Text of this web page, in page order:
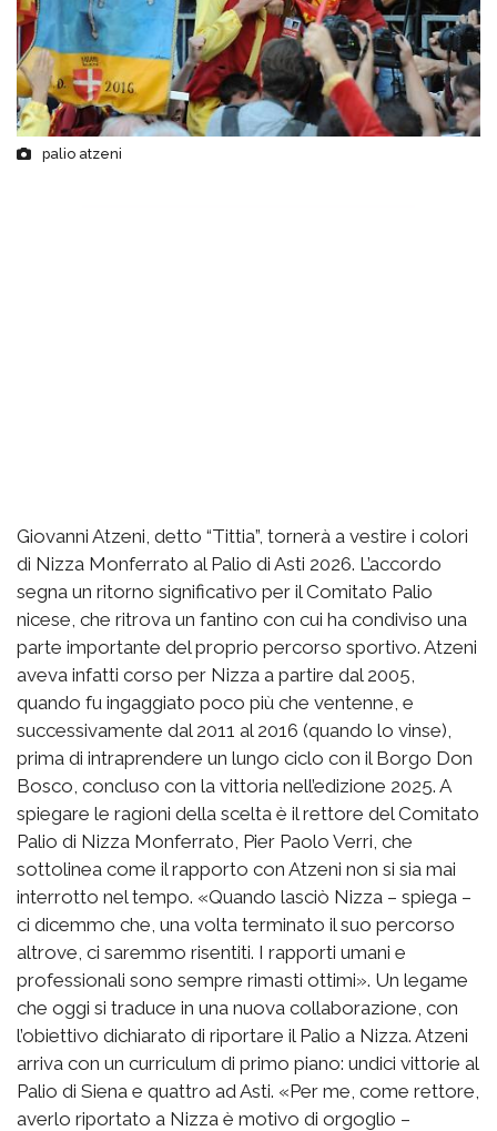
palio atzeni
Giovanni Atzeni, detto “Tittia”, tornerà a vestire i colori
di Nizza Monferrato al Palio di Asti 2026. L’accordo
segna un ritorno significativo per il Comitato Palio
nicese, che ritrova un fantino con cui ha condiviso una
parte importante del proprio percorso sportivo. Atzeni
aveva infatti corso per Nizza a partire dal 2005,
quando fu ingaggiato poco più che ventenne, e
successivamente dal 2011 al 2016 (quando lo vinse),
prima di intraprendere un lungo ciclo con il Borgo Don
Bosco, concluso con la vittoria nell’edizione 2025. A
spiegare le ragioni della scelta è il rettore del Comitato
Palio di Nizza Monferrato, Pier Paolo Verri, che
sottolinea come il rapporto con Atzeni non si sia mai
interrotto nel tempo. «Quando lasciò Nizza – spiega –
ci dicemmo che, una volta terminato il suo percorso
altrove, ci saremmo risentiti. I rapporti umani e
professionali sono sempre rimasti ottimi». Un legame
che oggi si traduce in una nuova collaborazione, con
l’obiettivo dichiarato di riportare il Palio a Nizza. Atzeni
arriva con un curriculum di primo piano: undici vittorie al
Palio di Siena e quattro ad Asti. «Per me, come rettore,
averlo riportato a Nizza è motivo di orgoglio –